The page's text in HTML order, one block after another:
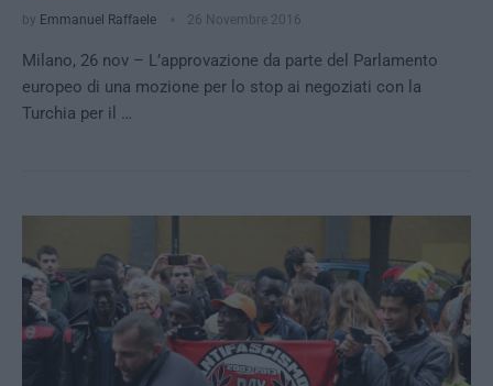
by Emmanuel Raffaele 26 Novembre 2016
Milano, 26 nov – L’approvazione da parte del Parlamento
europeo di una mozione per lo stop ai negoziati con la
Turchia per il …